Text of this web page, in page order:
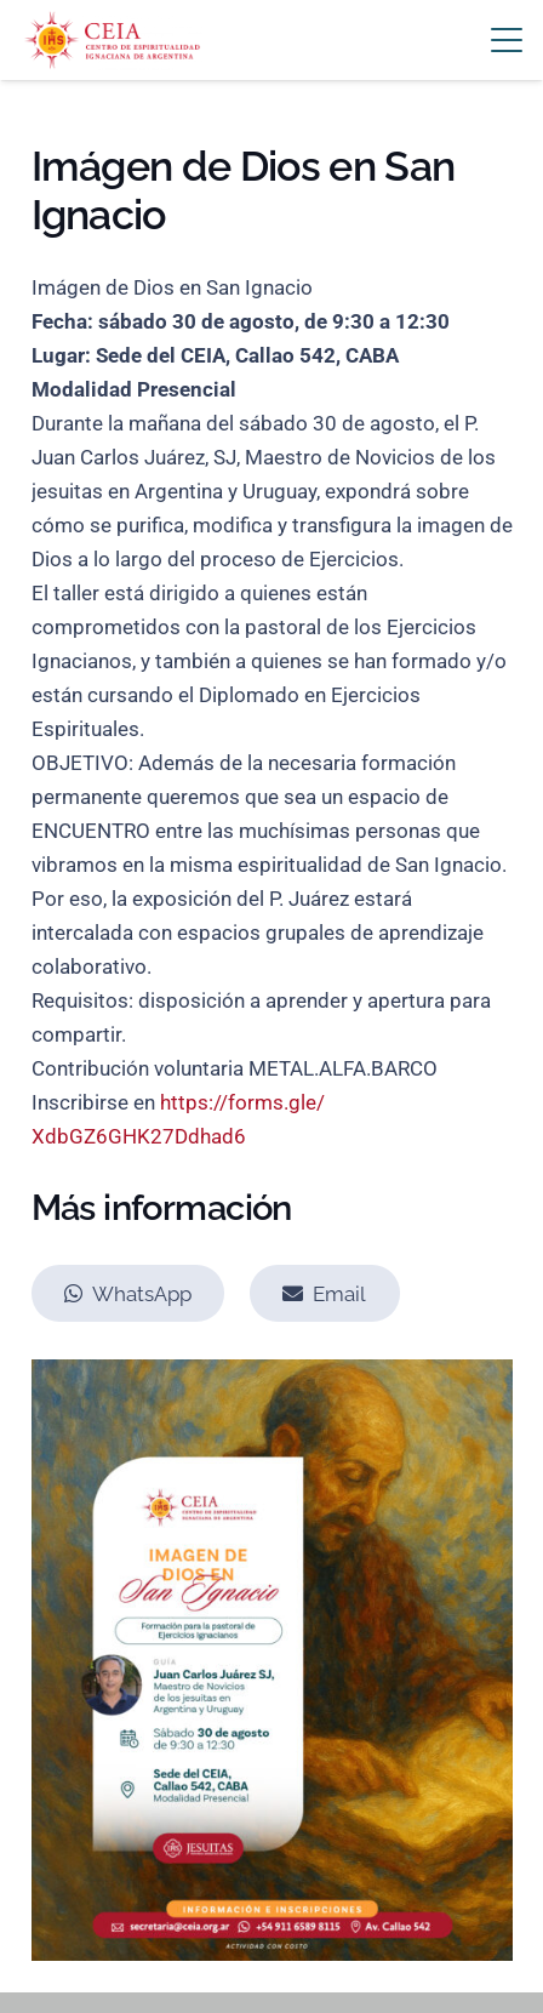
Imágen de Dios en San
Ignacio
Imágen de Dios en San Ignacio
Fecha: sábado 30 de agosto, de 9:30 a 12:30
Lugar: Sede del CEIA, Callao 542, CABA
Modalidad Presencial
Durante la mañana del sábado 30 de agosto, el P.
Juan Carlos Juárez, SJ, Maestro de Novicios de los
jesuitas en Argentina y Uruguay, expondrá sobre
cómo se purifica, modifica y transfigura la imagen de
Dios a lo largo del proceso de Ejercicios.
El taller está dirigido a quienes están
comprometidos con la pastoral de los Ejercicios
Ignacianos, y también a quienes se han formado y/o
están cursando el Diplomado en Ejercicios
Espirituales.
OBJETIVO: Además de la necesaria formación
permanente queremos que sea un espacio de
ENCUENTRO entre las muchísimas personas que
vibramos en la misma espiritualidad de San Ignacio.
Por eso, la exposición del P. Juárez estará
intercalada con espacios grupales de aprendizaje
colaborativo.
Requisitos: disposición a aprender y apertura para
compartir.
Contribución voluntaria METAL.ALFA.BARCO
Inscribirse en https://forms.gle/
XdbGZ6GHK27Ddhad6
Más información
WhatsApp Email